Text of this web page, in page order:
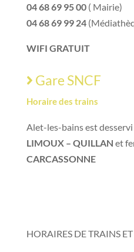
04 68 69 95 00( Mairie)
04 68 69 99 24
WIFI GRATUIT
Gare SNCF
Horaire des trains
Alet-les-bains est
LIMOUX – QUILLAN et
CARCASSONNE
HORAIRES DE TRAINS